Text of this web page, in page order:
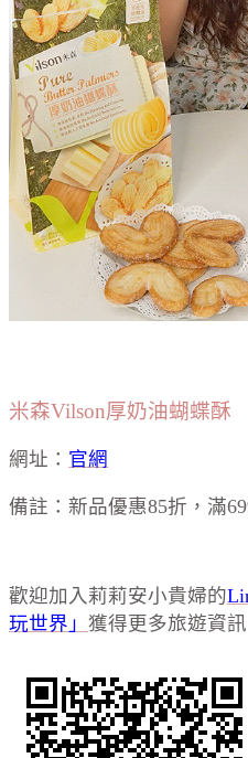
米森Vilson厚奶油蝴蝶酥
網址： 官網
備註：新品優惠85折，滿
歡迎加入莉莉安小貴婦的
玩世界」 獲得更多旅遊資訊